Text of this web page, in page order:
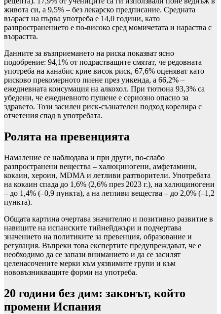
живота си, а 9,5% – без лекарско предписание. Средната
възраст на първа употреба е 14,0 години, като
разпространението е по-високо сред момичетата и нараства с
възрастта.
Данните за възприемането на риска показват ясно
подобрение: 94,1% от подрастващите смятат, че редовната
употреба на канабис крие висок риск, 67,6% оценяват като
рисково прекомерното пиене през уикенда, а 66,2% –
ежедневната консумация на алкохол. При тютюна 93,3% са
убедени, че ежедневното пушене е сериозно опасно за
здравето. Този засилен риск-съзнателен подход корелира с
отчетения спад в употребата.
Ролята на превенцията
Намаление се наблюдава и при други, по-слабо
разпространени вещества – халюциногени, амфетамини,
кокаин, хероин, MDMA и летливи разтворители. Употребата
на кокаин спада до 1,6% (2,6% през 2023 г.), на халюциногени
– до 1,4% (–0,9 пункта), а на летливи вещества – до 2,0% (–1,2
пункта).
Общата картина очертава значително и позитивно развитие в
навиците на испанските тийнейджъри и подчертава
значението на политиките за превенция, образование и
регулация. Въпреки това експертите предупреждават, че е
необходимо да се запази вниманието и да се засилят
целенасочените мерки към уязвимите групи и към
нововъзникващите форми на употреба.
20 години без дим: законът, който
промени Испания